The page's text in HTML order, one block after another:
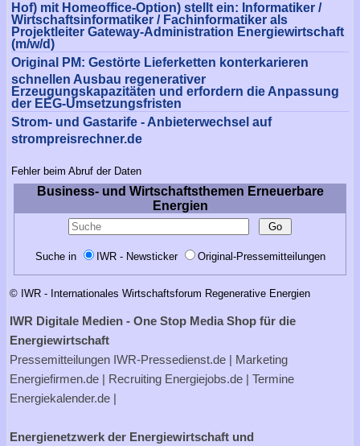
Hof) mit Homeoffice-Option) stellt ein: Informatiker /
Wirtschaftsinformatiker / Fachinformatiker als
Projektleiter Gateway-Administration Energiewirtschaft
(m/w/d)
Original PM: Gestörte Lieferketten konterkarieren
schnellen Ausbau regenerativer
Erzeugungskapazitäten und erfordern die Anpassung
der EEG-Umsetzungsfristen
Strom- und Gastarife - Anbieterwechsel auf
strompreisrechner.de
Fehler beim Abruf der Daten
Business- und Wirtschaftsthemen Erneuerbare
Energien
Suche in IWR - Newsticker Original-Pressemitteilungen
© IWR - Internationales Wirtschaftsforum Regenerative Energien
IWR Digitale Medien - One Stop Media Shop für die
Energiewirtschaft
Pressemitteilungen IWR-Pressedienst.de | Marketing
Energiefirmen.de | Recruiting Energiejobs.de | Termine
Energiekalender.de |
Energienetzwerk der Energiewirtschaft und